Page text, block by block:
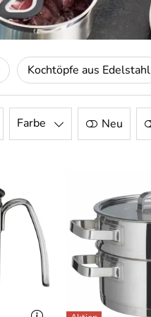
Kochtöpfe aus Edelstahl
Farbe Neu